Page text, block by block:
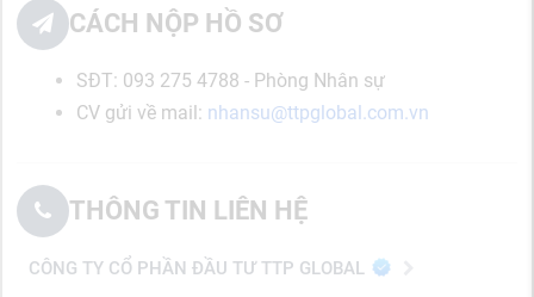
CÁCH NỘP HỒ SƠ
SĐT: 093 275 4788 - Phòng Nhân sự
CV gửi về mail: nhansu@ttpglobal.com.vn
THÔNG TIN LIÊN HỆ
CÔNG TY CỔ PHẦN ĐẦU TƯ TTP GLOBAL